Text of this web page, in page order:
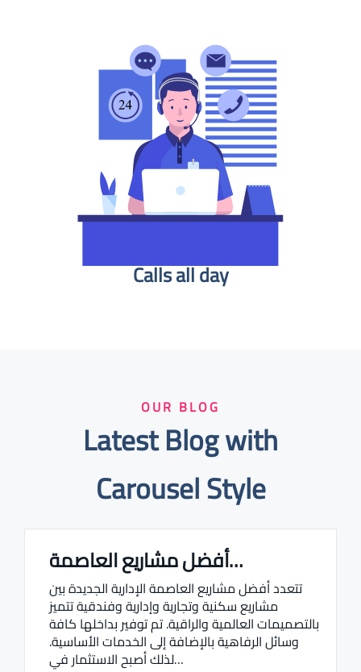
Calls all day
OUR BLOG
Latest Blog with
Carousel Style
Real estate Estate ville أفضل مشاريع العاصمة…
تتعدد أفضل مشاريع العاصمة الإدارية الجديدة بين
مشاريع سكنية وتجارية وإدارية وفندقية تتميز
بالتصميمات العالمية والراقية. تم توفير بداخلها كافة
وسائل الرفاهية بالإضافة إلى الخدمات الأساسية.
لذلك أصبح الاستثمار في…